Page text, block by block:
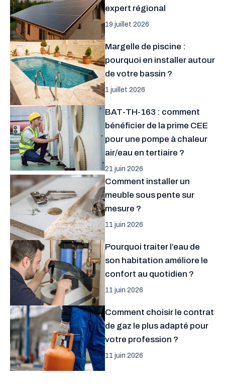
expert régional
19 juillet 2026
Margelle de piscine :
pourquoi en installer autour
de votre bassin ?
1 juillet 2026
BAT-TH-163 : comment
bénéficier de la prime CEE
pour une pompe à chaleur
air/eau en tertiaire ?
21 juin 2026
Comment installer un
meuble sous pente sur
mesure ?
11 juin 2026
Pourquoi traiter l’eau de
son habitation améliore le
confort au quotidien ?
11 juin 2026
Comment choisir le contrat
de gaz le plus adapté pour
votre profession ?
11 juin 2026